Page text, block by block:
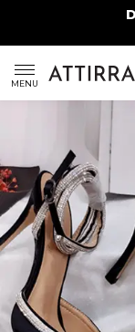
MENU
Mężczyźni
SUKIENKI
KOMBINEZONY
DÓŁ DAMSKIE
STROJE KĄPIELOWE